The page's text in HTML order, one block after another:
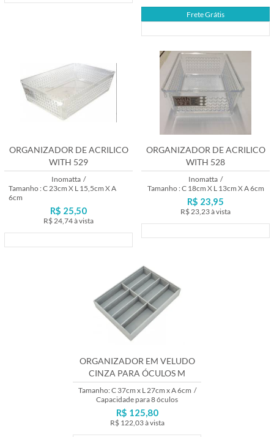
Frete Grátis
ORGANIZADOR DE ACRILICO
WITH 529
Inomatta /
Tamanho : C 23cm X L 15,5cm X A
6cm
R$ 25,50
R$ 24,74à vista
ORGANIZADOR DE ACRILICO
WITH 528
Inomatta /
Tamanho : C 18cm X L 13cm X A 6cm
R$ 23,95
R$ 23,23à vista
ORGANIZADOR EM VELUDO
CINZA PARA ÓCULOS M
Tamanho: C 37cm x L 27cm x A 6cm /
Capacidade para 8 óculos
R$ 125,80
R$ 122,03à vista